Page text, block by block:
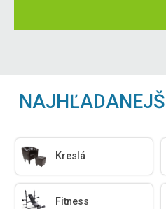
Kreslá
Fitness